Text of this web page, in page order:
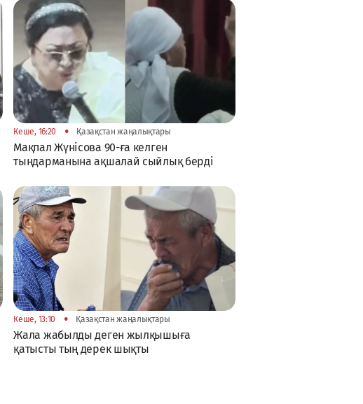
Кеше, 16:20 • Қазақстан жаңалықтары
Мақпал Жүнісова 90-ға келген
тыңдарманына ақшалай сыйлық берді
Кеше, 13:10 • Қазақстан жаңалықтары
Жала жабылды деген жылқышыға
қатысты тың дерек шықты